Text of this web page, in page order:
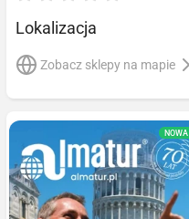
Lokalizacja
Zobacz sklepy na mapie
NOWA